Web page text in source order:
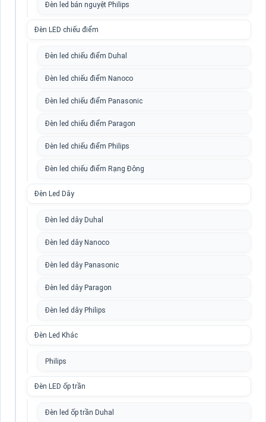
Đèn led bán nguyệt Philips
Đèn LED chiếu điểm
Đèn led chiếu điểm Duhal
Đèn led chiếu điểm Nanoco
Đèn led chiếu điểm Panasonic
Đèn led chiếu điểm Paragon
Đèn led chiếu điểm Philips
Đèn led chiếu điểm Rạng Đông
Đèn Led Dây
Đèn led dây Duhal
Đèn led dây Nanoco
Đèn led dây Panasonic
Đèn led dây Paragon
Đèn led dây Philips
Đèn Led Khác
Philips
Đèn LED ốp trần
Đèn led ốp trần Duhal